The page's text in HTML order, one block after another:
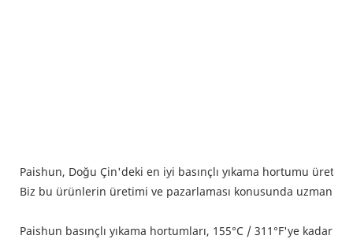
Paishun, Doğu Çin'deki en iyi basınçlı yıkama hortumu
Biz bu ürünlerin üretimi ve pazarlaması konusunda
Paishun basınçlı yıkama hortumları, 155°C / 311°F'ye kadar